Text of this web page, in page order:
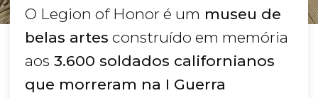
O Legion of Honor é um museu de
belas artes construído em memória
aos 3.600 soldados californianos
que morreram na I Guerra